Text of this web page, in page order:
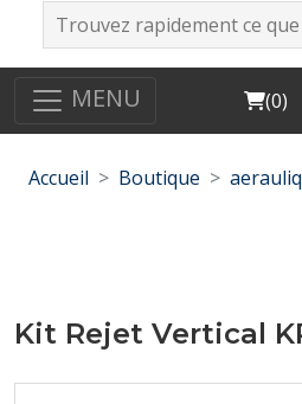
MENU Cart
(0)
Accueil Boutique
Kit Rejet Vertical